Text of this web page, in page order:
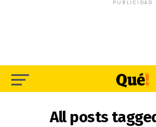
PUBLICIDAD
All posts